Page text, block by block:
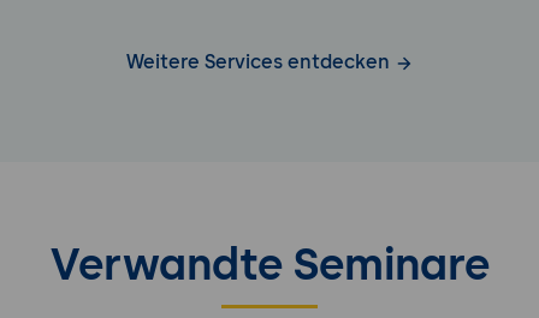
Weitere Services entdecken
Verwandte Seminare